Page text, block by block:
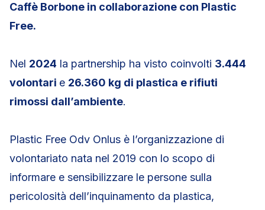
Caffè Borbone in collaborazione con Plastic
Free.
Nel 2024 la partnership ha visto coinvolti 3.444
volontari e 26.360 kg di plastica e rifiuti
rimossi dall’ambiente.
Plastic Free Odv Onlus è l’organizzazione di
volontariato nata nel 2019 con lo scopo di
informare e sensibilizzare le persone sulla
pericolosità dell’inquinamento da plastica,